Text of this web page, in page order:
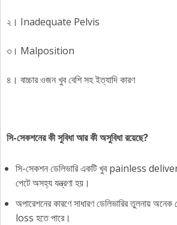
২। Inadequate Pelvis
৩। Malposition
৪। বাচ্চার ওজন খুব বেশি সহ ইত্যাদি কারণ
সি-সেকশনের কী সুবিধা আর কী অসুবিধা রয়েছে?
সি-সেকশন ডেলিভারি একটি খুব painless
পেটে অসহ্য যন্ত্রণা হয়।
অপারেশনের কারণে সাধারণ ডেলিভারির তুলনায়
loss হতে পারে।